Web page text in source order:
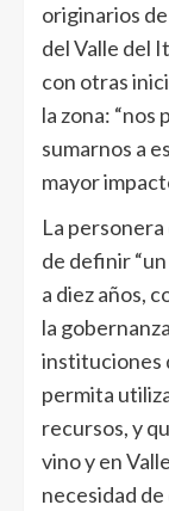
originarios
del Valle del
con otras
la zona:
sumarnos a
mayor
La
de definir
a diez años,
la
instituciones
permita
recursos, y
vino y en
necesidad